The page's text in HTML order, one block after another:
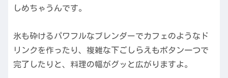
しめちゃうんです。
氷も砕けるパワフルなブレンダーでカフェのようなド
リンクを作ったり、複雑な下ごしらえもボタン一つで
完了したりと、料理の幅がグッと広がりますよ。